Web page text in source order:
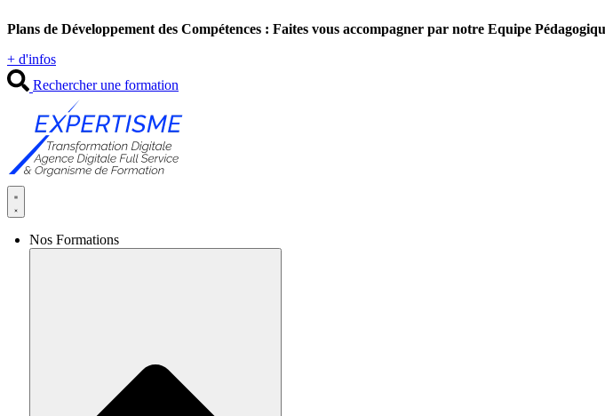
au
Plans de Développement des Compétences : Faites vous accompagner par notre Equipe
+ d'infos
Rechercher une formation
Nos Formations